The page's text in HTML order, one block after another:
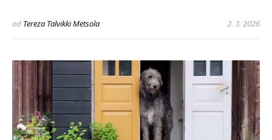
od Tereza Talvikki Metsola 2. 3. 2026